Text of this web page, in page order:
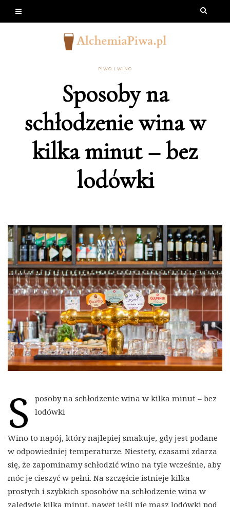
PIWO I WINO
Sposoby na
schłodzenie wina w
kilka minut – bez
lodówki
S
posoby na schłodzenie wina w kilka minut – bez
lodówki
Wino to napój, który najlepiej smakuje, gdy jest podane
w odpowiedniej temperaturze. Niestety, czasami zdarza
się, że zapominamy schłodzić wino na tyle wcześnie, aby
móc je cieszyć w pełni. Na szczęście istnieje kilka
prostych i szybkich sposobów na schłodzenie wina w
zaledwie kilka minut, nawet jeśli nie masz lodówki pod